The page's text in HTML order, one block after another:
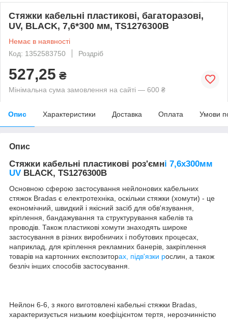
Стяжки кабельні пластикові, багаторазові,
UV, BLACK, 7,6*300 мм, TS1276300B
Немає в наявності
Код: 1352583750
Роздріб
527,25 ₴
Мінімальна сума замовлення на сайті — 600 ₴
Опис Характеристики Доставка Оплата Умови
Опис
Стяжки кабельні пластикові роз'ємні 7,6x300мм
UV BLACK, TS1276300B
Основною сферою застосування нейлонових кабельних
стяжок Bradas є електротехніка, оскільки стяжки (хомути) - це
економічний, швидкий і якісний засіб для обв'язування,
кріплення, бандажування та структурування кабелів та
проводів. Також пластикові хомути знаходять широке
застосування в різних виробничих і побутових процесах,
наприклад, для кріплення рекламних банерів, закріплення
товарів на картонних експозиторах, підв'язки рослин, а також
безліч інших способів застосування.
Нейлон 6-6, з якого виготовлені кабельні стяжки Bradas,
характеризується низьким коефіцієнтом тертя, нерозчинністю